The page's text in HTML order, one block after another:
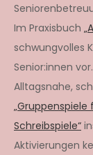
Im Praxisbuch
schwungvolles
Senior:innen vor.
Alltagsnahe,
„Gruppenspiele
Schreibspiele“
Aktivierungen